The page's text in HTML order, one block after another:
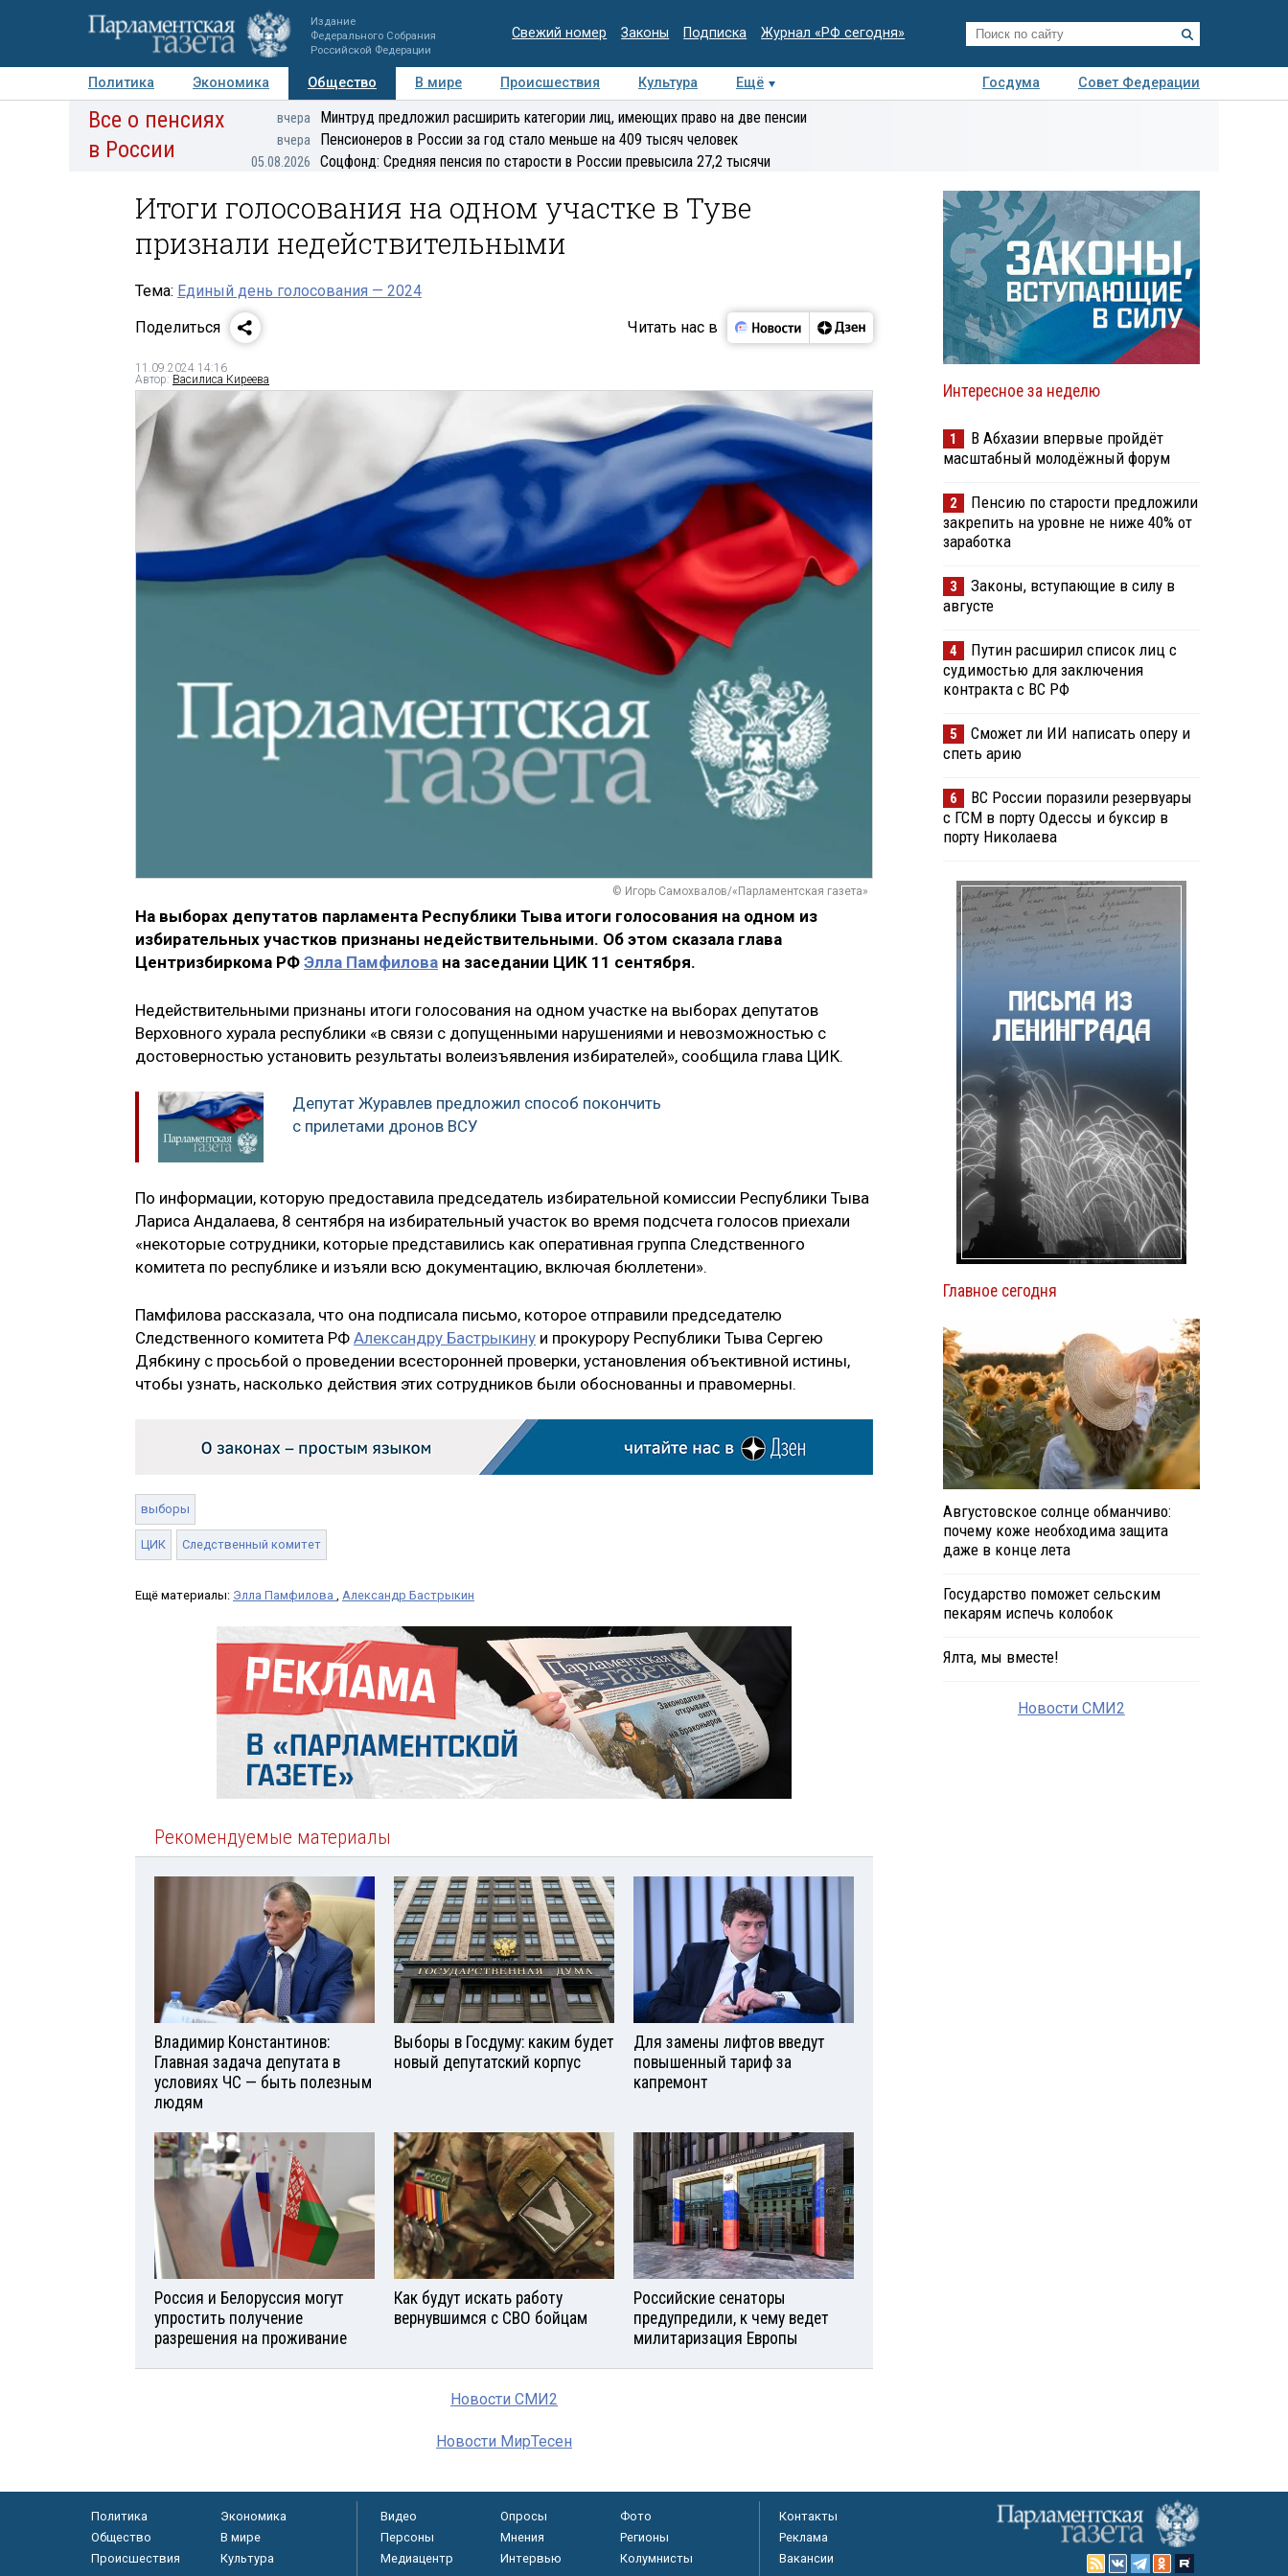
Издание
Федерального Собрания
Российской Федерации
Свежий номер Законы Подписка Журнал «РФ сегодня»
Политика Экономика Общество В мире Происшествия Культура Ещё Госдума
Совет Федерации
Авторы Персоны Мнения Регионы Медиацентр Интервью Колумнисты
Деловая
Все о пенсиях
в России
вчера Минтруд предложил расширить категории лиц, имеющих право на две пенсии
вчера Пенсионеров в России за год стало меньше на 409 тысяч человек
05.08.2026 Соцфонд: Средняя пенсия по старости в России превысила 27,2 тысячи
Итоги голосования на одном участке в Туве
признали недействительными
Тема: Единый день голосования — 2024
Поделиться
Читать нас в
11.09.2024 14:16
Автор: Василиса Киреева
© Игорь Самохвалов/«Парламентская газета»
На выборах депутатов парламента Республики Тыва итоги голосования на одном из
избирательных участков признаны недействительными. Об этом сказала глава
Центризбиркома РФ Элла Памфилова на заседании ЦИК 11 сентября.
Недействительными признаны итоги голосования на одном участке на выборах депутатов
Верховного хурала республики «в связи с допущенными нарушениями и невозможностью с
достоверностью установить результаты волеизъявления избирателей», сообщила глава ЦИК.
Депутат Журавлев предложил способ покончить
с прилетами дронов ВСУ
По информации, которую предоставила председатель избирательной комиссии Республики Тыва
Лариса Андалаева, 8 сентября на избирательный участок во время подсчета голосов приехали
«некоторые сотрудники, которые представились как оперативная группа Следственного
комитета по республике и изъяли всю документацию, включая бюллетени».
Памфилова рассказала, что она подписала письмо, которое отправили председателю
Следственного комитета РФ Александру Бастрыкину и прокурору Республики Тыва Сергею
Дябкину с просьбой о проведении всесторонней проверки, установления объективной истины,
чтобы узнать, насколько действия этих сотрудников были обоснованны и правомерны.
выборы
ЦИК Следственный комитет
Ещё материалы: Элла Памфилова , Александр Бастрыкин
Рекомендуемые материалы
Владимир Константинов:
Главная задача депутата в
условиях ЧС — быть полезным
людям
Выборы в Госдуму: каким будет
новый депутатский корпус
Для замены лифтов введут
повышенный тариф за
капремонт
Россия и Белоруссия могут
упростить получение
разрешения на проживание
Как будут искать работу
вернувшимся с СВО бойцам
Российские сенаторы
предупредили, к чему ведет
милитаризация Европы
Новости СМИ2
Новости МирТесен
Интересное за неделю
1
В Абхазии впервые пройдёт
масштабный молодёжный форум
2
Пенсию по старости предложили
закрепить на уровне не ниже 40% от
заработка
3
Законы, вступающие в силу в
августе
4
Путин расширил список лиц с
судимостью для заключения
контракта с ВС РФ
5
Сможет ли ИИ написать оперу и
спеть арию
6
ВС России поразили резервуары
с ГСМ в порту Одессы и буксир в
порту Николаева
Главное сегодня
Августовское солнце обманчиво:
почему коже необходима защита
даже в конце лета
Государство поможет сельским
пекарям испечь колобок
Ялта, мы вместе!
Новости СМИ2
Политика
Экономика
Общество
В мире
Происшествия
Культура
Видео Опросы
Фото
Персоны
Мнения
Регионы
Медиацентр
Интервью Колумнисты
Контакты
Реклама
Вакансии